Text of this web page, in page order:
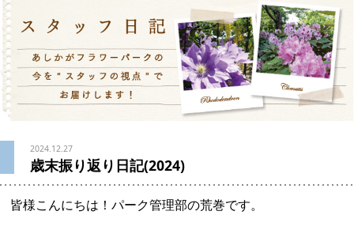
2024.12.27
歳末振り返り日記(2024)
皆様こんにちは！パーク管理部の荒巻です。